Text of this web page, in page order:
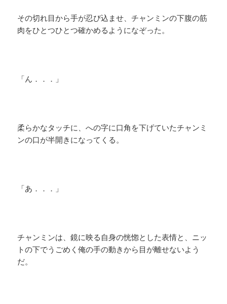
その切れ目から手が忍び込ませ、チャンミンの下腹の筋
肉をひとつひとつ確かめるようになぞった。
「ん．．．」
柔らかなタッチに、への字に口角を下げていたチャンミ
ンの口が半開きになってくる。
「あ．．．」
チャンミンは、鏡に映る自身の恍惚とした表情と、ニッ
トの下でうごめく俺の手の動きから目が離せないよう
だ。